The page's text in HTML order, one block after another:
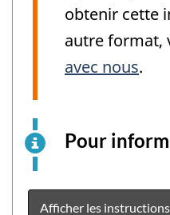
obtenir cette
autre format,
avec nous.
Pour
Afficher les instructions